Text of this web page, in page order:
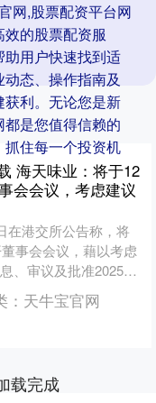
网,股票配资平台网
的股票配资服
用户快速找到适
态、操作指南及
利。无论您是新
是您值得信赖的
住每一个投资机
海天味业：将于12
会会议，考虑建议
在港交所公告称，将
事会会议，藉以考虑
、审议及批准2025年
规划。....
： 天牛宝官网
载完成